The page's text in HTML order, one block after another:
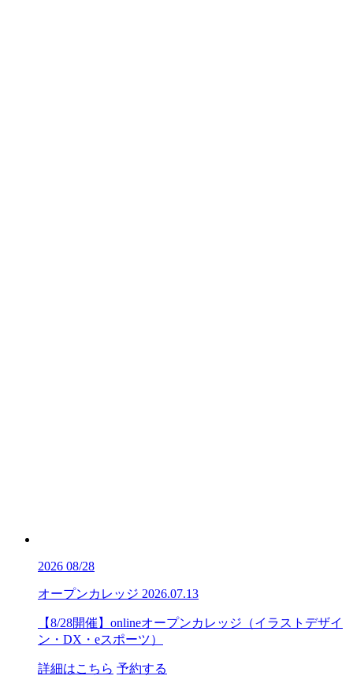
2026 08/28
オープンカレッジ 2026.07.13
【8/28開催】onlineオープンカレッジ（イラストデザイ
ン・DX・eスポーツ）
詳細はこちら 予約する